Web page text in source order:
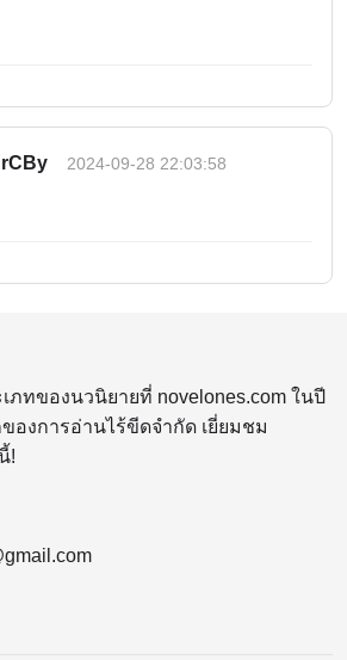
2024-09-28 22:03:58
ทของนวนิยายที่ novelones.com ในปี
องการอ่านไร้ขีดจำกัด เยี่ยมชม
!